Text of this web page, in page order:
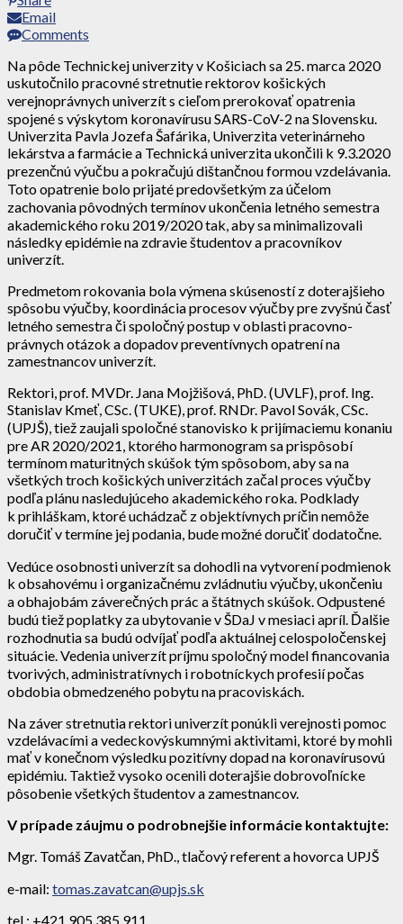
Email
Comments
Na pôde Technickej univerzity v Košiciach sa 25. marca 2020
uskutočnilo pracovné stretnutie rektorov košických
verejnoprávnych univerzít s cieľom prerokovať opatrenia
spojené s výskytom koronavírusu SARS-CoV-2 na Slovensku.
Univerzita Pavla Jozefa Šafárika, Univerzita veterinárneho
lekárstva a farmácie a Technická univerzita ukončili k 9.3.2020
prezenčnú výučbu a pokračujú dištančnou formou vzdelávania.
Toto opatrenie bolo prijaté predovšetkým za účelom
zachovania pôvodných termínov ukončenia letného semestra
akademického roku 2019/2020 tak, aby sa minimalizovali
následky epidémie na zdravie študentov a pracovníkov
univerzít.
Predmetom rokovania bola výmena skúseností z doterajšieho
spôsobu výučby, koordinácia procesov výučby pre zvyšnú časť
letného semestra či spoločný postup v oblasti pracovno-
právnych otázok a dopadov preventívnych opatrení na
zamestnancov univerzít.
Rektori, prof. MVDr. Jana Mojžišová, PhD. (UVLF), prof. Ing.
Stanislav Kmeť, CSc. (TUKE), prof. RNDr. Pavol Sovák, CSc.
(UPJŠ), tiež zaujali spoločné stanovisko k prijímaciemu konaniu
pre AR 2020/2021, ktorého harmonogram sa prispôsobí
termínom maturitných skúšok tým spôsobom, aby sa na
všetkých troch košických univerzitách začal proces výučby
podľa plánu nasledujúceho akademického roka. Podklady
k prihláškam, ktoré uchádzač z objektívnych príčin nemôže
doručiť v termíne jej podania, bude možné doručiť dodatočne.
Vedúce osobnosti univerzít sa dohodli na vytvorení podmienok
k obsahovému i organizačnému zvládnutiu výučby, ukončeniu
a obhajobám záverečných prác a štátnych skúšok. Odpustené
budú tiež poplatky za ubytovanie v ŠDaJ v mesiaci apríl. Ďalšie
rozhodnutia sa budú odvíjať podľa aktuálnej celospoločenskej
situácie. Vedenia univerzít príjmu spoločný model financovania
tvorivých, administratívnych i robotníckych profesií počas
obdobia obmedzeného pobytu na pracoviskách.
Na záver stretnutia rektori univerzít ponúkli verejnosti pomoc
vzdelávacími a vedeckovýskumnými aktivitami, ktoré by mohli
mať v konečnom výsledku pozitívny dopad na koronavírusovú
epidémiu. Taktiež vysoko ocenili doterajšie dobrovoľnícke
pôsobenie všetkých študentov a zamestnancov.
V prípade záujmu o podrobnejšie informácie kontaktujte:
Mgr. Tomáš Zavatčan, PhD., tlačový referent a hovorca UPJŠ
e-mail: tomas.zavatcan@upjs.sk
tel.: +421 905 385 911